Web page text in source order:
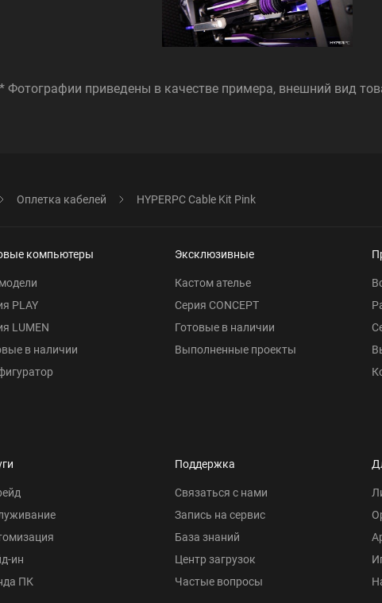
* Фотографии приведены в качестве примера, внешний вид
Оплетка кабелей HYPERPC Cable Kit Pink
компьютеры
PLAY
LUMEN
в наличии
Эксклюзивные
Кастом ателье
Серия CONCEPT
Готовые в наличии
Выполненные проекты
ин
ПК
Поддержка
Связаться с нами
Запись на сервис
База знаний
Центр загрузок
Частые вопросы